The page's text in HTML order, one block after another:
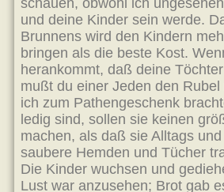
schauen, obwohl ich
und deine Kinder sein werde.
Brunnens wird den Kindern
bringen als die beste Kost.
herankommt, daß deine
mußt du einer Jeden den
ich zum Pathengeschenk
ledig sind, sollen sie keinen
machen, als daß sie Alltags
saubere Hemden und Tücher
Die Kinder wuchsen und
Lust war anzusehen; Brot gab